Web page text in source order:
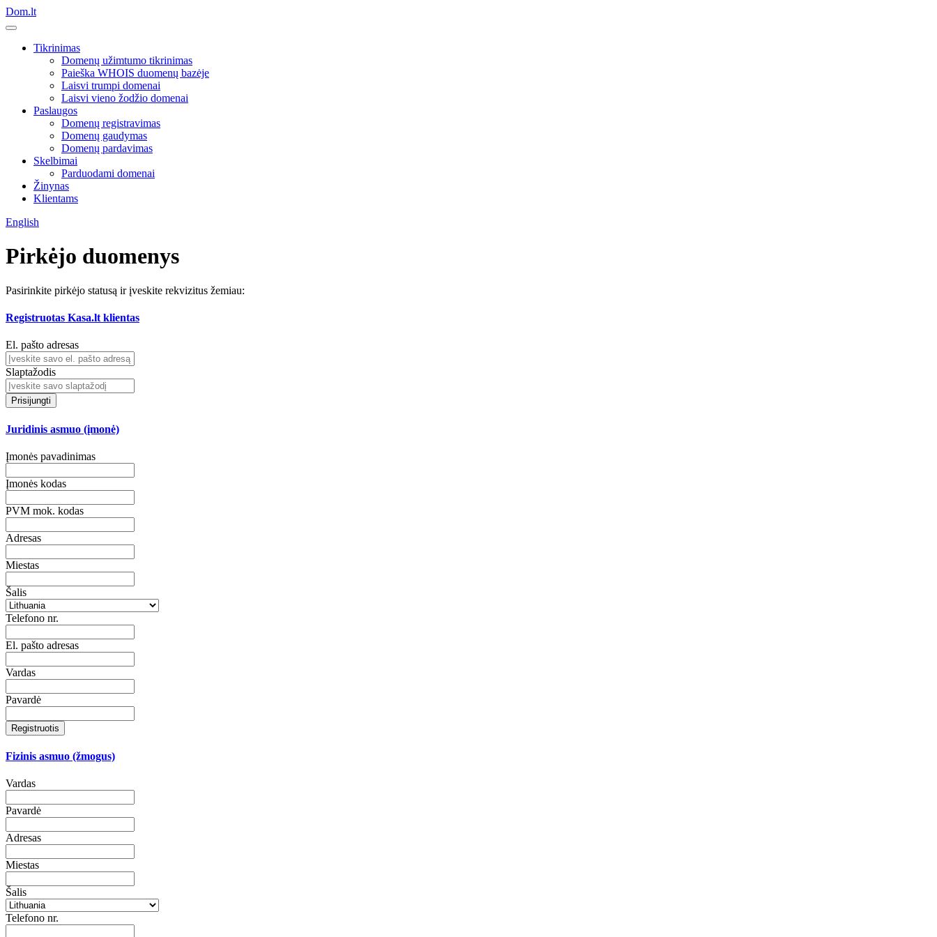
Dom.lt
Tikrinimas
Domenų užimtumo tikrinimas
Paieška WHOIS duomenų bazėje
Laisvi trumpi domenai
Laisvi vieno žodžio domenai
Paslaugos
Domenų registravimas
Domenų gaudymas
Domenų pardavimas
Skelbimai
Parduodami domenai
Žinynas
Klientams
English
Pirkėjo duomenys
Pasirinkite pirkėjo statusą ir įveskite rekvizitus žemiau:
Registruotas Kasa.lt klientas
El. pašto adresas
Slaptažodis
Prisijungti
Juridinis asmuo (įmonė)
Įmonės pavadinimas
Įmonės kodas
PVM mok. kodas
Adresas
Miestas
Šalis
Telefono nr.
El. pašto adresas
Vardas
Pavardė
Registruotis
Fizinis asmuo (žmogus)
Vardas
Pavardė
Adresas
Miestas
Šalis
Telefono nr.